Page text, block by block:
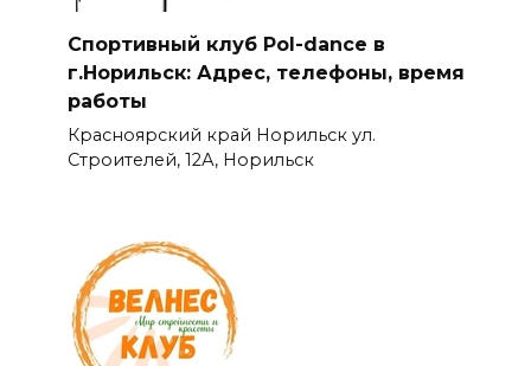
Спортивный клуб Pol-dance в
г.Норильск: Адрес, телефоны, время
работы
Красноярский край Норильск ул.
Строителей, 12А, Норильск